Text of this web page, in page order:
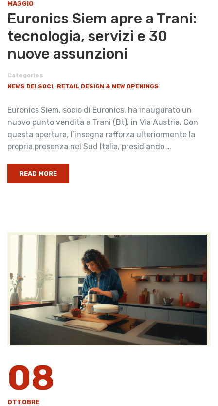
MAGGIO
Euronics Siem apre a Trani:
tecnologia, servizi e 30
nuove assunzioni
Categories
NEWS DEI SOCI, RETAIL DESIGN & NEW OPENINGS
Euronics Siem, socio di Euronics, ha inaugurato un
nuovo punto vendita a Trani (Bt), in Via Austria. Con
questa apertura, l’insegna rafforza ulteriormente la
propria presenza nel Sud Italia, presidiando …
READ MORE
08
OTTOBRE